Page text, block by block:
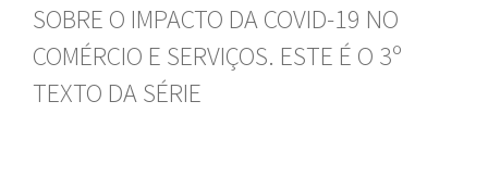
SOBRE O IMPACTO DA COVID-19 NO
COMÉRCIO E SERVIÇOS. ESTE É O 3º
TEXTO DA SÉRIE